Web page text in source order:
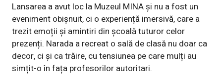
Lansarea a avut loc la Muzeul MINA și nu a fost un
eveniment obișnuit, ci o experiență imersivă, care a
trezit emoții și amintiri din școală tuturor celor
prezenți. Narada a recreat o sală de clasă nu doar ca
decor, ci și ca trăire, cu tensiunea pe care mulți au
simțit-o în fața profesorilor autoritari.